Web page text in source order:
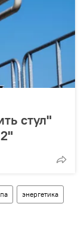
стул"
энергетика